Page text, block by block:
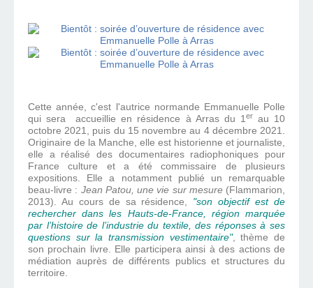
Cette année, c'est l'autrice normande Emmanuelle Polle
qui sera accueillie en résidence à Arras du 1erau 10
octobre 2021, puis du 15 novembre au 4 décembre 2021.
Originaire de la Manche, elle est historienne et journaliste,
elle a réalisé des documentaires radiophoniques pour
France culture et a été commissaire de plusieurs
expositions. Elle a notamment publié un remarquable
beau-livre : Jean Patou, une vie sur mesure (Flammarion,
2013). Au cours de sa résidence, "son objectif est de
rechercher dans les Hauts-de-France, région marquée
par l’histoire de l’industrie du textile, des réponses à ses
questions sur la transmission vestimentaire", thème de
son prochain livre. Elle participera ainsi à des actions de
médiation auprès de différents publics et structures du
territoire.